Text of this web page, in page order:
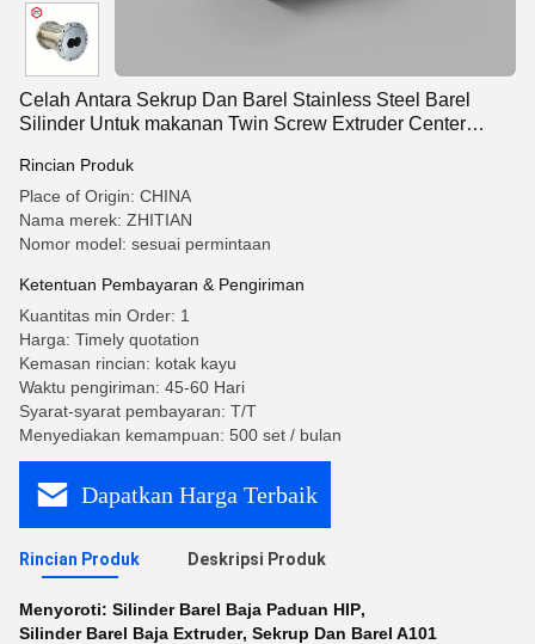
Celah Antara Sekrup Dan Barel Stainless Steel Barel
Silinder Untuk makanan Twin Screw Extruder Center
Rincian Produk
Place of Origin: CHINA
Nama merek: ZHITIAN
Nomor model: sesuai permintaan
Ketentuan Pembayaran & Pengiriman
Kuantitas min Order: 1
Harga: Timely quotation
Kemasan rincian: kotak kayu
Waktu pengiriman: 45-60 Hari
Syarat-syarat pembayaran: T/T
Menyediakan kemampuan: 500 set / bulan
Dapatkan Harga Terbaik
Rincian Produk Deskripsi Produk
Menyoroti: Silinder Barel Baja Paduan HIP,
Silinder Barel Baja Extruder, Sekrup Dan Barel A101